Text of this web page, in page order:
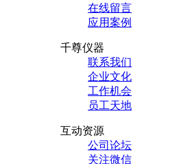
在线留言
应用案例
千尊仪器
联系我们
企业文化
工作机会
员工天地
互动资源
公司论坛
关注微信